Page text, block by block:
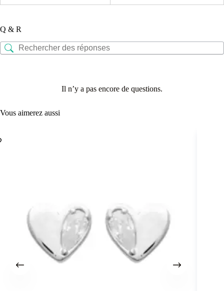
Q & R
Il n’y a pas encore de questions.
Vous aimerez aussi